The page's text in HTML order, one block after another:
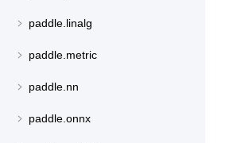
paddle.linalg
paddle.metric
paddle.nn
paddle.onnx